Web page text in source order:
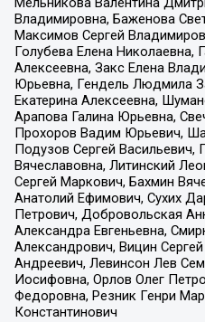
Владимировна, Баженова
Максимов Сергей
Голубева Елена Николаевна,
Алексеевна, Закс Елена
Юрьевна, Гендель Людмила
Екатерина Алексеевна,
Арапова Галина Юрьевна,
Прохоров Вадим Юрьевич,
Подузов Сергей Васильевич,
Вячеславовна, Литинский
Сергей Маркович, Бахмин
Анатолий Ефимович, Сухих
Петрович, Добровольская
Александра Евгеньевна,
Александрович, Вицин
Андреевич, Левинсон Лев
Иосифовна, Орлов Олег
Федоровна, Резник Генри
Константинович